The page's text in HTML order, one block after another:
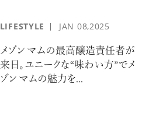
LIFESTYLE JAN 08,2025
メゾン マムの最高醸造責任者が
来日。ユニークな“味わい方”でメ
ゾン マムの魅力を...